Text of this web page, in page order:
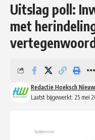
Uitslag poll:
met
Laatst bijgewerkt: 25 mei
Redactie Hoeksch